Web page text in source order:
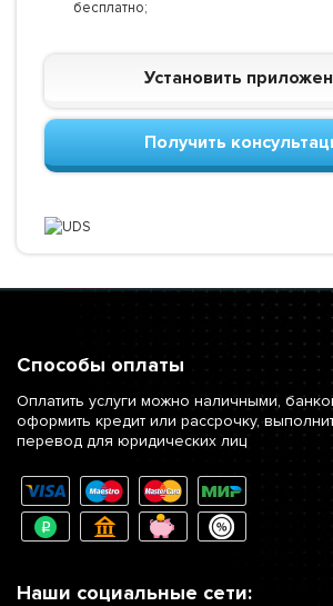
бесплатно;
Установить
Получить
Способы оплаты
Оплатить услуги можно наличными,
оформить кредит или рассрочку,
перевод для юридических лиц
Наши социальные сети: